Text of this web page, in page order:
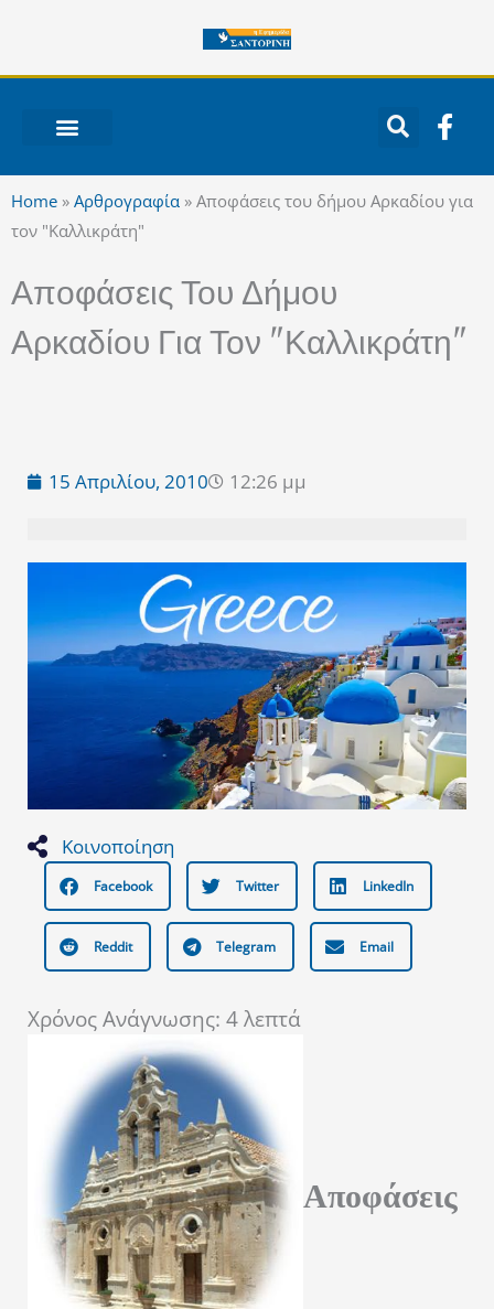
περιεχόμενο
F
a
e
b
f
Home » Αρθρογραφία » Αποφάσεις του δήμου Αρκαδίου για
τον "Καλλικράτη"
Αποφάσεις Του Δήμου
Αρκαδίου Για Τον "Καλλικράτη"
15 Απριλίου, 2010 12:26 μμ
Κοινοποίηση
Facebook Twitter LinkedIn
Reddit Telegram Email
Χρόνος Ανάγνωσης: 4λεπτά
Αποφάσεις